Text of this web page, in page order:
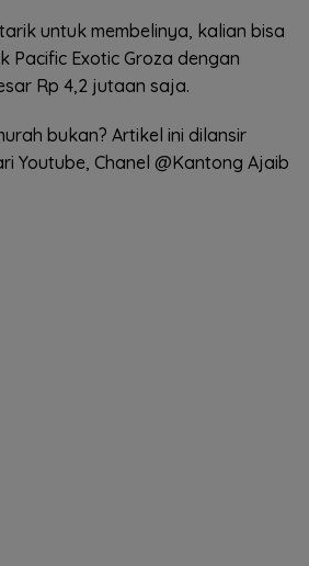
untuk membelinya, kalian bisa
Pacific Exotic Groza dengan
Rp 4,2 jutaan saja.
bukan? Artikel ini dilansir
Youtube, Chanel @Kantong Ajaib